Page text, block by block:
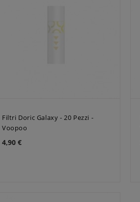
Filtri Doric Galaxy - 20 Pezzi -
Voopoo
4,90 €